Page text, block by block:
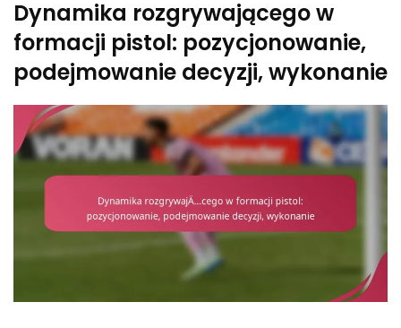
Dynamika rozgrywającego w
formacji pistol: pozycjonowanie,
podejmowanie decyzji, wykonanie